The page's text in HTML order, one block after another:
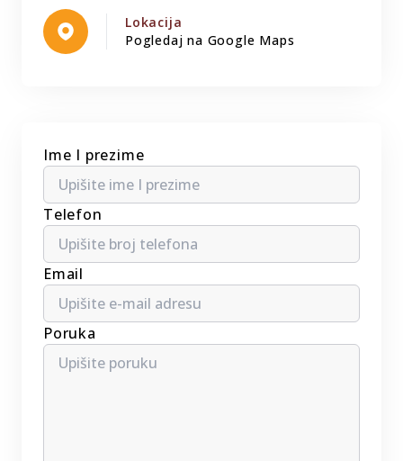
Lokacija
Pogledaj na Google Maps
Ime I prezime
Telefon
Email
Poruka